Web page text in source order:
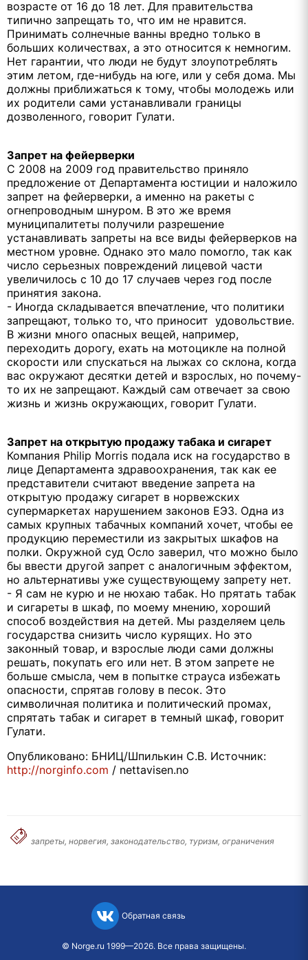
возрасте от 16 до 18 лет. Для правительства
типично запрещать то, что им не нравится.
Принимать солнечные ванны вредно только в
больших количествах, а это относится к немногим.
Нет гарантии, что люди не будут злоупотреблять
этим летом, где-нибудь на юге, или у себя дома. Мы
должны приближаться к тому, чтобы молодежь или
их родители сами устанавливали границы
дозволенного, говорит Гулати.
Запрет на фейерверки
С 2008 на 2009 год правительство приняло
предложение от Департамента юстиции и наложило
запрет на фейерверки, а именно на ракеты с
огнепроводным шнуром. В это же время
муниципалитеты получили разрешение
устанавливать запреты на все виды фейерверков на
местном уровне. Однако это мало помогло, так как
число серьезных повреждений лицевой части
увеличилось с 10 до 17 случаев через год после
принятия закона.
- Иногда складывается впечатление, что политики
запрещают, только то, что приносит удовольствие.
В жизни много опасных вещей, например,
переходить дорогу, ехать на мотоцикле на полной
скорости или спускаться на лыжах со склона, когда
вас окружают десятки детей и взрослых, но почему-
то их не запрещают. Каждый сам отвечает за свою
жизнь и жизнь окружающих, говорит Гулати.
Запрет на открытую продажу табака и сигарет
Компания Philip Morris подала иск на государство в
лице Департамента здравоохранения, так как ее
представители считают введение запрета на
открытую продажу сигарет в норвежских
супермаркетах нарушением законов ЕЭЗ. Одна из
самых крупных табачных компаний хочет, чтобы ее
продукцию переместили из закрытых шкафов на
полки. Окружной суд Осло заверил, что можно было
бы ввести другой запрет с аналогичным эффектом,
но альтернативы уже существующему запрету нет.
- Я сам не курю и не нюхаю табак. Но прятать табак
и сигареты в шкаф, по моему мнению, хороший
способ воздействия на детей. Мы разделяем цель
государства снизить число курящих. Но это
законный товар, и взрослые люди сами должны
решать, покупать его или нет. В этом запрете не
больше смысла, чем в попытке страуса избежать
опасности, спрятав голову в песок. Это
символичная политика и политический промах,
спрятать табак и сигарет в темный шкаф, говорит
Гулати.
Опубликовано: БНИЦ/Шпилькин С.В. Источник:
http://norginfo.com / nettavisen.no
запреты, норвегия, законодательство, туризм, ограничения
Обратная связь
© Norge.ru 1999—2026. Все права защищены.